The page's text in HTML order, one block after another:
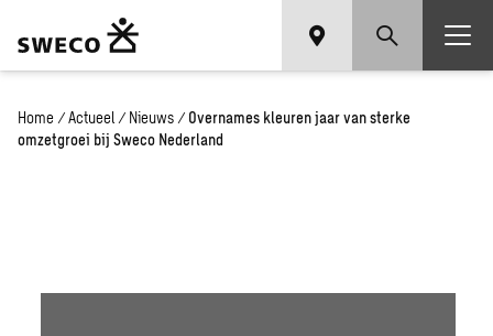
Home / Actueel / Nieuws / Overnames kleuren jaar van sterke
omzetgroei bij Sweco Nederland